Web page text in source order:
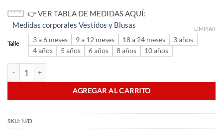
👉 VER TABLA DE MEDIDAS AQUÍ
Medidas corporales Vestidos y Blusas
Talle 3 a 6 meses 9 a 12 meses 18 a 24 meses
3 años
4 años
5 años 6 años 8 años 10 años
LIMPIAR
AGREGAR AL CARRITO
SKU: N/D